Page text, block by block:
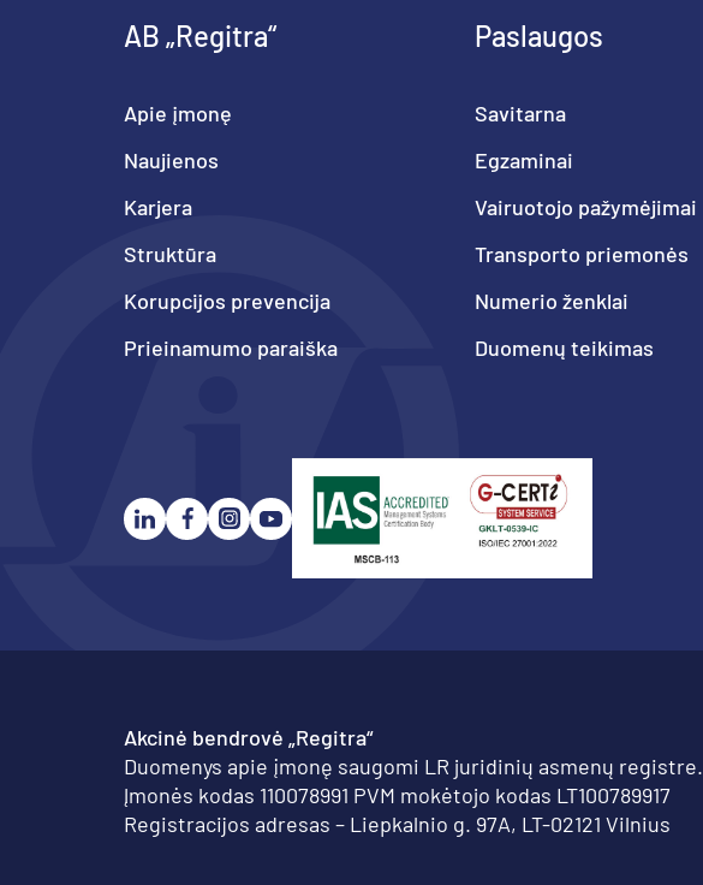
AB „Regitra“
Apie įmonę
Naujienos
Karjera
Struktūra
Korupcijos prevencija
Prieinamumo paraiška
Paslaugos
Savitarna
Egzaminai
Vairuotojo pažymėjimai
Transporto priemonės
Numerio ženklai
Duomenų teikimas
Akcinė bendrovė „Regitra“
Duomenys apie įmonę saugomi LR juridinių asmenų registre.
Įmonės kodas 110078991 PVM mokėtojo kodas LT100789917
Registracijos adresas – Liepkalnio g. 97A, LT-02121 Vilnius